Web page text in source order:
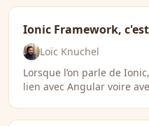
Ionic Framework,
Loïc Knuchel
Lorsque l’on parle de
lien avec Angular voire